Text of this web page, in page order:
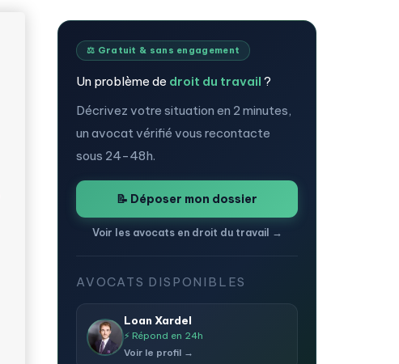
⚖️ Gratuit & sans engagement
Un problème de droit du travail ?
Décrivez votre situation en 2 minutes,
un avocat vérifié vous recontacte
sous 24-48h.
📝 Déposer mon dossier
Voir les avocats en droit du travail →
AVOCATS DISPONIBLES
Loan Xardel
⚡ Répond en 24h
Voir le profil →